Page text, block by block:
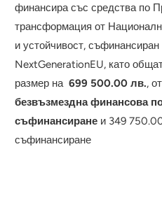
финансира със средства по
трансформация от
и устойчивост,
NextGenerationEU, като
размер на699 500.00 лв.,
безвъзмездна финансова
съфинансиране и 349
съфинансиране